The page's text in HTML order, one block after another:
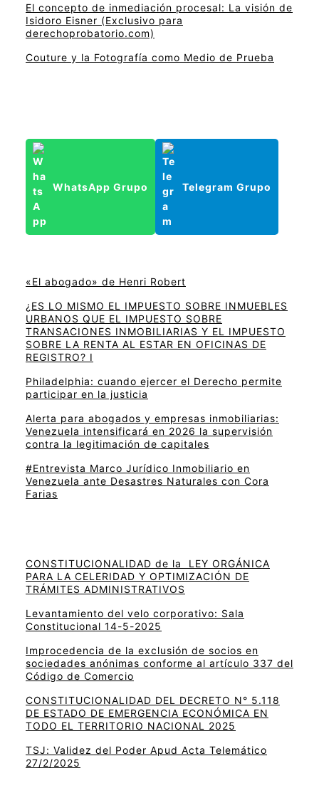
El concepto de inmediación procesal: La visión de
Isidoro Eisner (Exclusivo para
derechoprobatorio.com)
Couture y la Fotografía como Medio de Prueba
WhatsApp Grupo Telegram Grupo
«El abogado» de Henri Robert
¿ES LO MISMO EL IMPUESTO SOBRE INMUEBLES
URBANOS QUE EL IMPUESTO SOBRE
TRANSACIONES INMOBILIARIAS Y EL IMPUESTO
SOBRE LA RENTA AL ESTAR EN OFICINAS DE
REGISTRO? I
Philadelphia: cuando ejercer el Derecho permite
participar en la justicia
Alerta para abogados y empresas inmobiliarias:
Venezuela intensificará en 2026 la supervisión
contra la legitimación de capitales
#Entrevista Marco Jurídico Inmobiliario en
Venezuela ante Desastres Naturales con Cora
Farias
CONSTITUCIONALIDAD de la LEY ORGÁNICA
PARA LA CELERIDAD Y OPTIMIZACIÓN DE
TRÁMITES ADMINISTRATIVOS
Levantamiento del velo corporativo: Sala
Constitucional 14-5-2025
Improcedencia de la exclusión de socios en
sociedades anónimas conforme al artículo 337 del
Código de Comercio
CONSTITUCIONALIDAD DEL DECRETO N° 5.118
DE ESTADO DE EMERGENCIA ECONÓMICA EN
TODO EL TERRITORIO NACIONAL 2025
TSJ: Validez del Poder Apud Acta Telemático
27/2/2025